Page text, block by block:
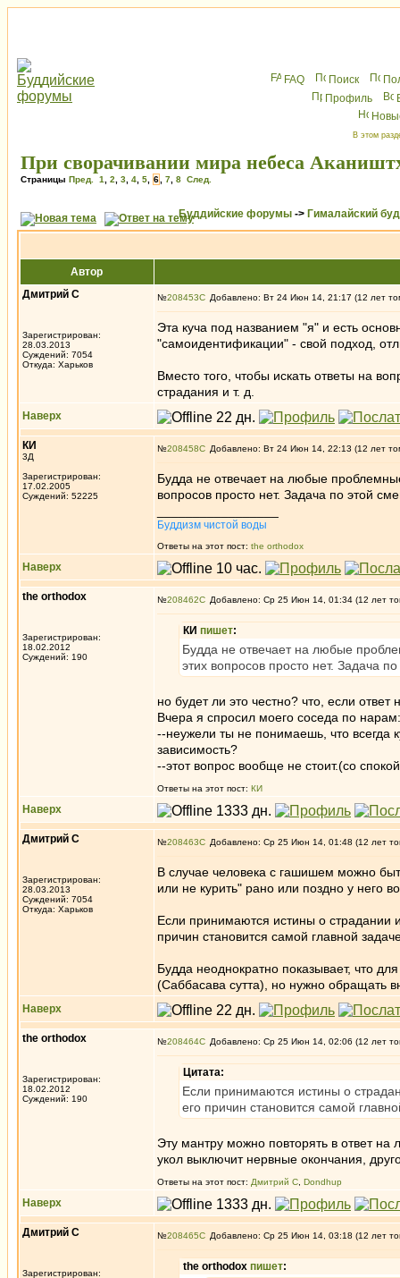
FAQ Поиск
Профиль
В этом
При сворачивании мира небеса
Страницы Пред. 1 2 3 4 5 6 7 8 След.
Буддийские форумы -> Гималайский
Автор
Дмитрий С
Зарегистрирован:
28.03.2013
Суждений: 7054
Откуда: Харьков
№208453 Добавлено: Вт 24 Июн 14, 21:17 (12 лет
Эта куча под названием "я" и есть
"самоидентификации" - свой подход,
Вместо того, чтобы искать ответы на
страдания и т. д.
Наверх
КИ
3Д
Зарегистрирован:
17.02.2005
Суждений: 52225
№208458 Добавлено: Вт 24 Июн 14, 22:13 (12 лет
Будда не отвечает на любые
вопросов просто нет. Задача по этой
Буддизм чистой воды
Ответы на этот пост: the orthodox
Наверх
the orthodox
Зарегистрирован:
18.02.2012
Суждений: 190
№208462 Добавлено: Ср 25 Июн 14, 01:34 (12 лет
КИ пишет:
Будда не отвечает на любые
этих вопросов просто нет. Задача
но будет ли это честно? что, если
Вчера я спросил моего соседа по нарам:
--неужели ты не понимаешь, что всегда
зависимость?
--этот вопрос вообще не стоит.(со
Ответы на этот пост: КИ
Наверх
Дмитрий С
Зарегистрирован:
28.03.2013
Суждений: 7054
Откуда: Харьков
№208463 Добавлено: Ср 25 Июн 14, 01:48 (12 лет
В случае человека с гашишем можно
или не курить" рано или поздно у него
Если принимаются истины о страдании
причин становится самой главной
Будда неоднократно показывает, что
(Саббасава сутта), но нужно обращать
Наверх
the orthodox
Зарегистрирован:
18.02.2012
Суждений: 190
№208464 Добавлено: Ср 25 Июн 14, 02:06 (12 лет
Цитата:
Если принимаются истины о
его причин становится самой
Эту мантру можно повторять в ответ
укол выключит нервные окончания,
Ответы на этот пост: Дмитрий С Dondhup
Наверх
Дмитрий С
Зарегистрирован:
№208465 Добавлено: Ср 25 Июн 14, 03:18 (12 лет
the orthodox пишет: